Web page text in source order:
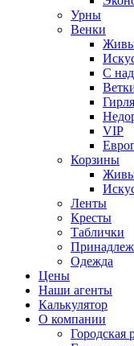
Урны
Венки
С
VIP
Корзины
Ленты
Кресты
Таблички
Одежда
Цены
Наши агенты
Калькулятор
О компании
Городская